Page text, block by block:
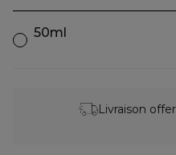
50ml
Livraison